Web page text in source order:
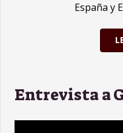
España y
Entrevista a